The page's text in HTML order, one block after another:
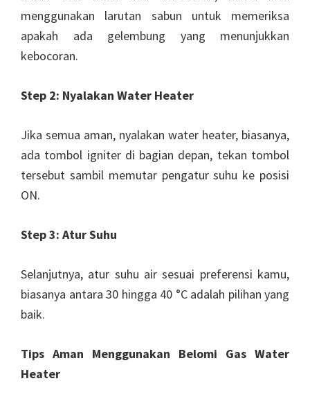
menggunakan larutan sabun untuk memeriksa
apakah ada gelembung yang menunjukkan
kebocoran.
Step 2: Nyalakan Water Heater
Jika semua aman, nyalakan water heater, biasanya,
ada tombol igniter di bagian depan, tekan tombol
tersebut sambil memutar pengatur suhu ke posisi
ON.
Step 3: Atur Suhu
Selanjutnya, atur suhu air sesuai preferensi kamu,
biasanya antara 30 hingga 40 °C adalah pilihan yang
baik.
Tips Aman Menggunakan Belomi Gas Water
Heater